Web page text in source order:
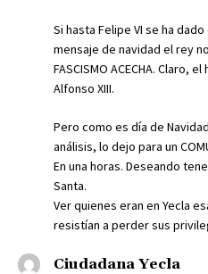
Si hasta Felipe VI se ha
mensaje de navidad el rey
FASCISMO ACECHA. Claro,
Alfonso XIII.
Pero como es día de
análisis, lo dejo para un
En una horas. Deseando
Santa.
Ver quienes eran en Yecla
resistían a perder sus
Ciudadana Yecla